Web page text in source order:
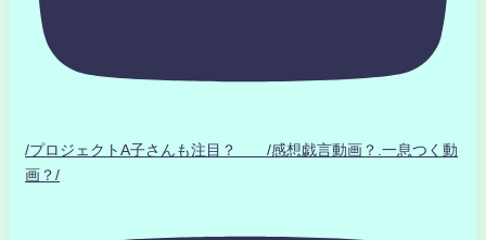
/プロジェクトA子さんも注目？ /感想戯言動画？.一息つく動
画？/